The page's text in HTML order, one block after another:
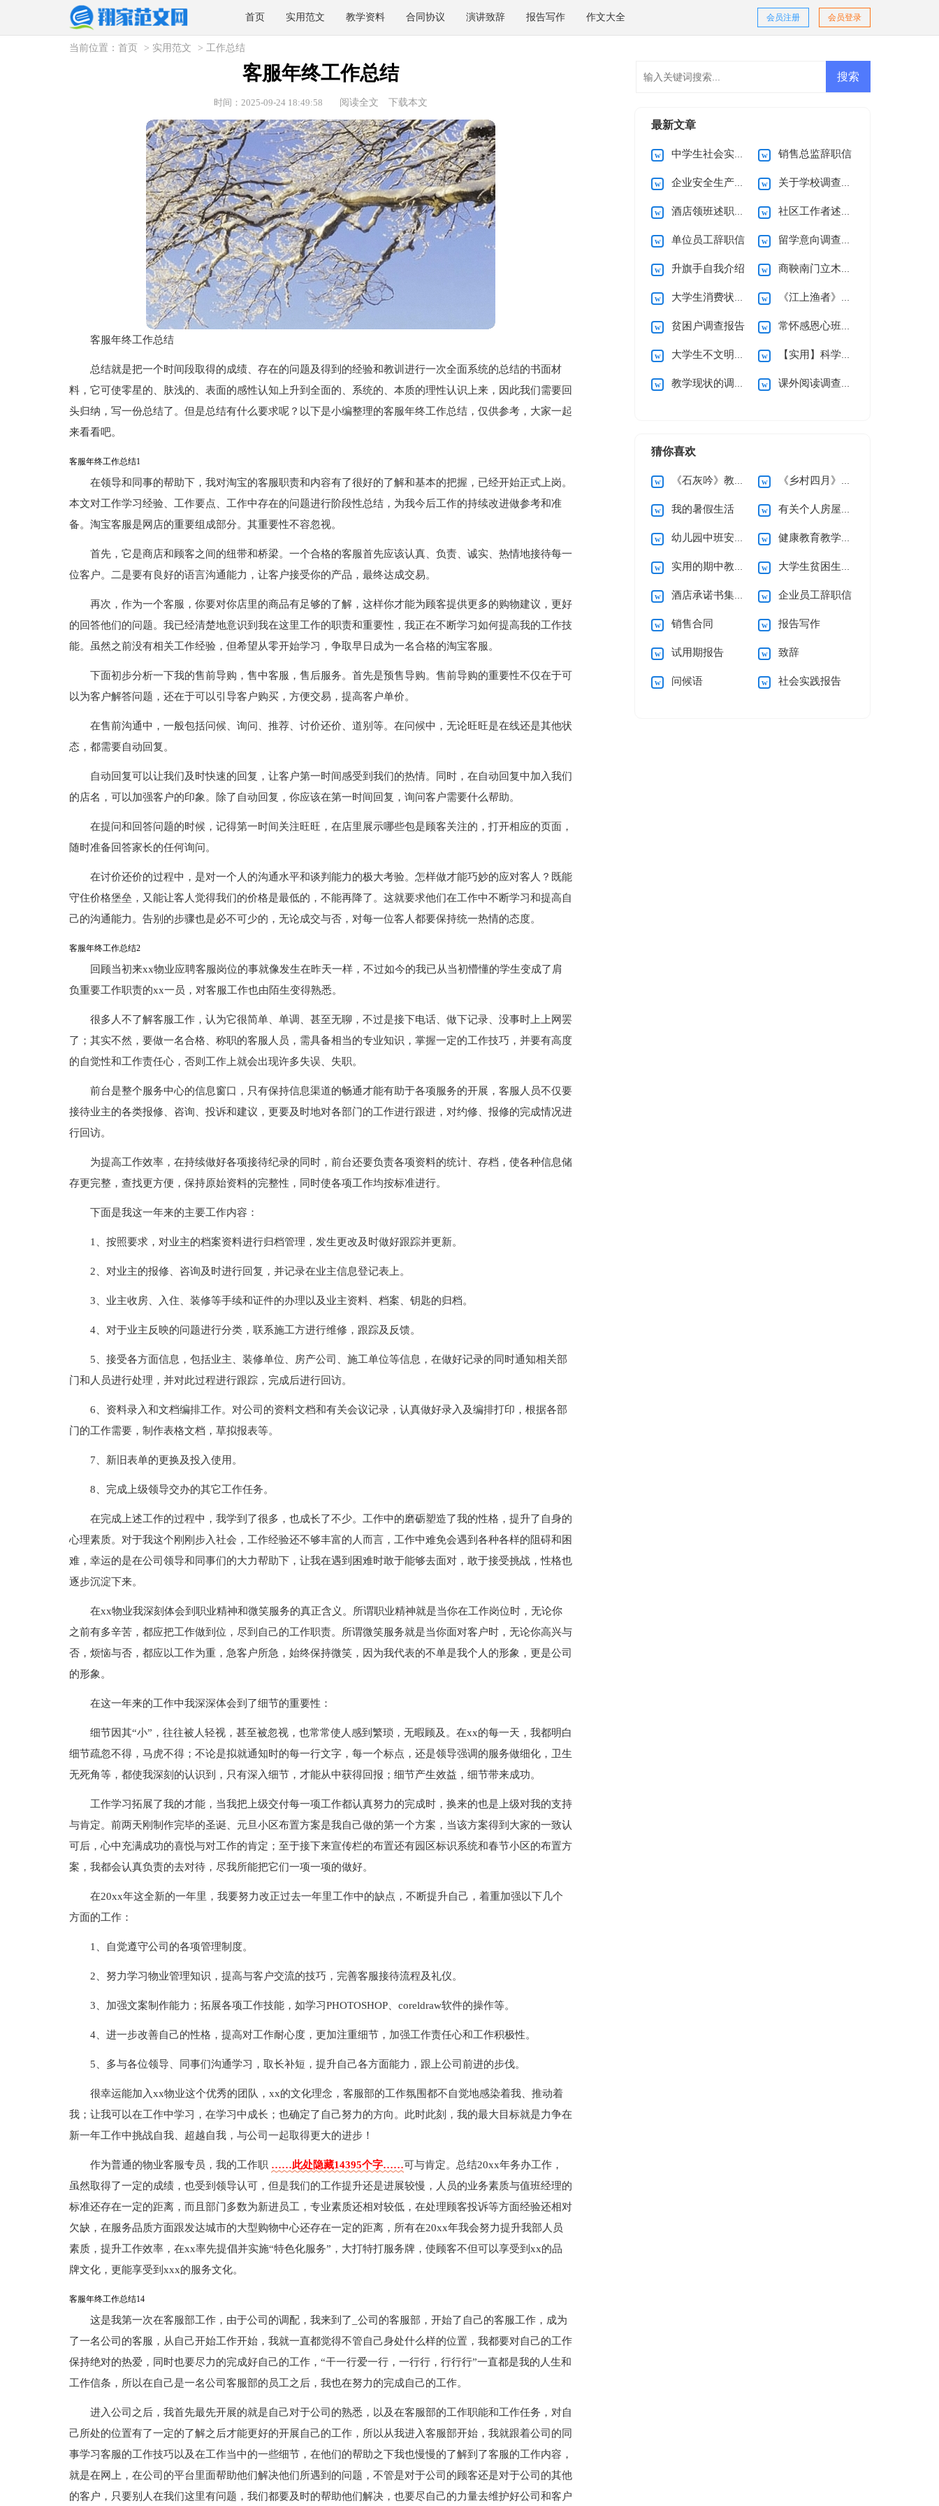
首页 实用范文 教学资料 合同协议 演讲致辞 报告写作 作文大全 会员登录
会员注册
当前位置： 首页 > 实用范文 > 工作总结
客服年终工作总结
时间：2025-09-24 18:49:58 阅读全文 下载本文
客服年终工作总结
总结就是把一个时间段取得的成绩、存在的问题及得到的经验和教训进行一次全面系统的总结的书面材
料，它可使零星的、肤浅的、表面的感性认知上升到全面的、系统的、本质的理性认识上来，因此我们需要回
头归纳，写一份总结了。但是总结有什么要求呢？以下是小编整理的客服年终工作总结，仅供参考，大家一起
来看看吧。
客服年终工作总结1
在领导和同事的帮助下，我对淘宝的客服职责和内容有了很好的了解和基本的把握，已经开始正式上岗。
本文对工作学习经验、工作要点、工作中存在的问题进行阶段性总结，为我今后工作的持续改进做参考和准
备。淘宝客服是网店的重要组成部分。其重要性不容忽视。
首先，它是商店和顾客之间的纽带和桥梁。一个合格的客服首先应该认真、负责、诚实、热情地接待每一
位客户。二是要有良好的语言沟通能力，让客户接受你的产品，最终达成交易。
再次，作为一个客服，你要对你店里的商品有足够的了解，这样你才能为顾客提供更多的购物建议，更好
的回答他们的问题。我已经清楚地意识到我在这里工作的职责和重要性，我正在不断学习如何提高我的工作技
能。虽然之前没有相关工作经验，但希望从零开始学习，争取早日成为一名合格的淘宝客服。
下面初步分析一下我的售前导购，售中客服，售后服务。首先是预售导购。售前导购的重要性不仅在于可
以为客户解答问题，还在于可以引导客户购买，方便交易，提高客户单价。
在售前沟通中，一般包括问候、询问、推荐、讨价还价、道别等。在问候中，无论旺旺是在线还是其他状
态，都需要自动回复。
自动回复可以让我们及时快速的回复，让客户第一时间感受到我们的热情。同时，在自动回复中加入我们
的店名，可以加强客户的印象。除了自动回复，你应该在第一时间回复，询问客户需要什么帮助。
在提问和回答问题的时候，记得第一时间关注旺旺，在店里展示哪些包是顾客关注的，打开相应的页面，
随时准备回答家长的任何询问。
在讨价还价的过程中，是对一个人的沟通水平和谈判能力的极大考验。怎样做才能巧妙的应对客人？既能
守住价格堡垒，又能让客人觉得我们的价格是最低的，不能再降了。这就要求他们在工作中不断学习和提高自
己的沟通能力。告别的步骤也是必不可少的，无论成交与否，对每一位客人都要保持统一热情的态度。
客服年终工作总结2
回顾当初来xx物业应聘客服岗位的事就像发生在昨天一样，不过如今的我已从当初懵懂的学生变成了肩
负重要工作职责的xx一员，对客服工作也由陌生变得熟悉。
很多人不了解客服工作，认为它很简单、单调、甚至无聊，不过是接下电话、做下记录、没事时上上网罢
了；其实不然，要做一名合格、称职的客服人员，需具备相当的专业知识，掌握一定的工作技巧，并要有高度
的自觉性和工作责任心，否则工作上就会出现许多失误、失职。
前台是整个服务中心的信息窗口，只有保持信息渠道的畅通才能有助于各项服务的开展，客服人员不仅要
接待业主的各类报修、咨询、投诉和建议，更要及时地对各部门的工作进行跟进，对约修、报修的完成情况进
行回访。
为提高工作效率，在持续做好各项接待纪录的同时，前台还要负责各项资料的统计、存档，使各种信息储
存更完整，查找更方便，保持原始资料的完整性，同时使各项工作均按标准进行。
下面是我这一年来的主要工作内容：
1、按照要求，对业主的档案资料进行归档管理，发生更改及时做好跟踪并更新。
2、对业主的报修、咨询及时进行回复，并记录在业主信息登记表上。
3、业主收房、入住、装修等手续和证件的办理以及业主资料、档案、钥匙的归档。
4、对于业主反映的问题进行分类，联系施工方进行维修，跟踪及反馈。
5、接受各方面信息，包括业主、装修单位、房产公司、施工单位等信息，在做好记录的同时通知相关部
门和人员进行处理，并对此过程进行跟踪，完成后进行回访。
6、资料录入和文档编排工作。对公司的资料文档和有关会议记录，认真做好录入及编排打印，根据各部
门的工作需要，制作表格文档，草拟报表等。
7、新旧表单的更换及投入使用。
8、完成上级领导交办的其它工作任务。
在完成上述工作的过程中，我学到了很多，也成长了不少。工作中的磨砺塑造了我的性格，提升了自身的
心理素质。对于我这个刚刚步入社会，工作经验还不够丰富的人而言，工作中难免会遇到各种各样的阻碍和困
难，幸运的是在公司领导和同事们的大力帮助下，让我在遇到困难时敢于能够去面对，敢于接受挑战，性格也
逐步沉淀下来。
在xx物业我深刻体会到职业精神和微笑服务的真正含义。所谓职业精神就是当你在工作岗位时，无论你
之前有多辛苦，都应把工作做到位，尽到自己的工作职责。所谓微笑服务就是当你面对客户时，无论你高兴与
否，烦恼与否，都应以工作为重，急客户所急，始终保持微笑，因为我代表的不单是我个人的形象，更是公司
的形象。
在这一年来的工作中我深深体会到了细节的重要性：
细节因其“小”，往往被人轻视，甚至被忽视，也常常使人感到繁琐，无暇顾及。在xx的每一天，我都明白
细节疏忽不得，马虎不得；不论是拟就通知时的每一行文字，每一个标点，还是领导强调的服务做细化，卫生
无死角等，都使我深刻的认识到，只有深入细节，才能从中获得回报；细节产生效益，细节带来成功。
工作学习拓展了我的才能，当我把上级交付每一项工作都认真努力的完成时，换来的也是上级对我的支持
与肯定。前两天刚制作完毕的圣诞、元旦小区布置方案是我自己做的第一个方案，当该方案得到大家的一致认
可后，心中充满成功的喜悦与对工作的肯定；至于接下来宣传栏的布置还有园区标识系统和春节小区的布置方
案，我都会认真负责的去对待，尽我所能把它们一项一项的做好。
在20xx年这全新的一年里，我要努力改正过去一年里工作中的缺点，不断提升自己，着重加强以下几个
方面的工作：
1、自觉遵守公司的各项管理制度。
2、努力学习物业管理知识，提高与客户交流的技巧，完善客服接待流程及礼仪。
3、加强文案制作能力；拓展各项工作技能，如学习PHOTOSHOP、coreldraw软件的操作等。
4、进一步改善自己的性格，提高对工作耐心度，更加注重细节，加强工作责任心和工作积极性。
5、多与各位领导、同事们沟通学习，取长补短，提升自己各方面能力，跟上公司前进的步伐。
很幸运能加入xx物业这个优秀的团队，xx的文化理念，客服部的工作氛围都不自觉地感染着我、推动着
我；让我可以在工作中学习，在学习中成长；也确定了自己努力的方向。此时此刻，我的最大目标就是力争在
新一年工作中挑战自我、超越自我，与公司一起取得更大的进步！
作为普通的物业客服专员，我的工作职 ……此处隐藏14395个字……可与肯定。总结20xx年务办工作，
虽然取得了一定的成绩，也受到领导认可，但是我们的工作提升还是进展较慢，人员的业务素质与值班经理的
标准还存在一定的距离，而且部门多数为新进员工，专业素质还相对较低，在处理顾客投诉等方面经验还相对
欠缺，在服务品质方面跟发达城市的大型购物中心还存在一定的距离，所有在20xx年我会努力提升我部人员
素质，提升工作效率，在xx率先提倡并实施“特色化服务”，大打特打服务牌，使顾客不但可以享受到xx的品
牌文化，更能享受到xxx的服务文化。
客服年终工作总结14
这是我第一次在客服部工作，由于公司的调配，我来到了_公司的客服部，开始了自己的客服工作，成为
了一名公司的客服，从自己开始工作开始，我就一直都觉得不管自己身处什么样的位置，我都要对自己的工作
保持绝对的热爱，同时也要尽力的完成好自己的工作，“干一行爱一行，一行行，行行行”一直都是我的人生和
工作信条，所以在自己是一名公司客服部的员工之后，我也在努力的完成自己的工作。
进入公司之后，我首先最先开展的就是自己对于公司的熟悉，以及在客服部的工作职能和工作任务，对自
己所处的位置有了一定的了解之后才能更好的开展自己的工作，所以从我进入客服部开始，我就跟着公司的同
事学习客服的工作技巧以及在工作当中的一些细节，在他们的帮助之下我也慢慢的了解到了客服的工作内容，
就是在网上，在公司的平台里面帮助他们解决他们所遇到的问题，不管是对于公司的顾客还是对于公司的其他
的客户，只要别人在我们这里有问题，我们都要及时的帮助他们解决，也要尽自己的力量去维护好公司和客户
最新文章
中学生社会实践调查报告15篇 销售总监辞职信
企业安全生产承诺书(范本) 关于学校调查报告
酒店领班述职报告 社区工作者述职报告
单位员工辞职信 留学意向调查报告
升旗手自我介绍 商鞅南门立木教案
大学生消费状况调查报告15篇 《江上渔者》教案
贫困户调查报告 常怀感恩心班会教案模板（通用26篇）
大学生不文明现象调查报告 【实用】科学活动教案模板九篇
教学现状的调查报告 课外阅读调查报告
猜你喜欢
《石灰吟》教案5篇 《乡村四月》说课稿
我的暑假生活 有关个人房屋租赁合同范文10篇
幼儿园中班安全工作计划 健康教育教学计划
实用的期中教学总结3篇 大学生贫困生助学金申请书
酒店承诺书集锦六篇 企业员工辞职信
销售合同 报告写作
试用期报告 致辞
问候语 社会实践报告